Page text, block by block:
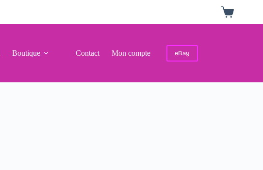
Panier
d’achat
Boutique Contact Mon compte eBay